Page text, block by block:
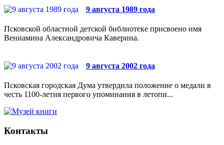
9 августа 1989 года
Псковской областной детской библиотеке присвоено имя
Вениамина Александровича Каверина.
9 августа 2002 года
Псковская городская Дума утвердила положение о медали в
честь 1100-летия первого упоминания в летопи...
Контакты